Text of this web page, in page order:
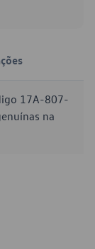
17A-807-
na